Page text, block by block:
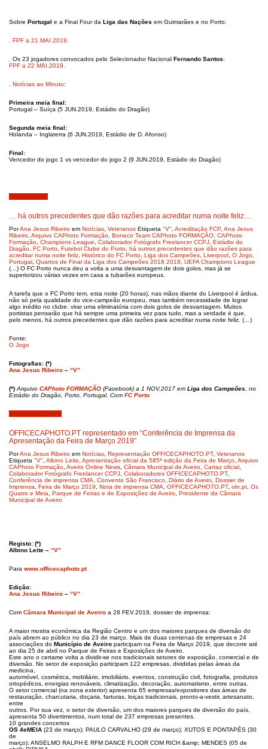
Sobre Portugal e a Final Four da Liga das Nações em Guimarães e no Porto:
FPF a 21 MAI.2019.
. Os 23 jogadores convocados pelo Selecionador Nacional Fernando Santos:
FPF a 22 MAI.2019.
Notícias ao Minuto:
Primeira meia final:
Portugal – Suíça (5 JUN.2019, Estádio do Dragão)
Segunda meia final:
Holanda – Inglaterra (6 JUN.2019, Estádio de D. Afonso)
Final:
Vencedor do jogo 1 vs vencedor do jogo 2 (9 JUN.2019, Estádio do Dragão)
… há outros precedentes que dão razões para acreditar numa noite feliz…
PorAna Jesus Ribeiro em Notícias Veteranos Etiqueta "V" Acreditação FCP, Ana Jesus
Ribeiro Arquivo CAPhoto Formação Boneco Team CAPhoto FORMAÇÃO CAPhoto
Formação Champions League Colaborador Fotógrafo Freelancer CCPJ Estádio do
Dragão FC Porto Futebol Clube do Porto há outros precedentes que dão razões para
acreditar numa noite feliz Histórico do FC Porto Liga dos Campeões Liverpool O Jogo
Portugal Quartos de Final da Liga dos Campeões 2018 2019
UEFA Champions League
(…) O FC Porto nunca deu a volta a uma desvantagem de dois golos, mas já se
superiorizou várias vezes em casa a tubarões europeus.
A tarefa que o FC Porto tem, esta noite (20 horas), nas mãos diante do Liverpool é árdua,
não só pela qualidade do vice-campeão europeu, mas também necessidade de lograr
algo inédito no clube: virar uma eliminatória com dois golos de desvantagem. Muitos
portistas pensarão que há sempre uma primeira vez para tudo, mas a verdade é que,
pelo menos, há outros precedentes que dão razões para acreditar numa noite feliz. (…)
Fonte:
O Jogo
Fotografias: (*)
Ana Jesus Ribeiro – “V”
(*) Arquivo CAPhoto FORMAÇÃO (Facebook) a 1 NOV.2017 em Liga dos Campeões , no
Estádio do Dragão, Porto, Portugal. Com FC Porto
OFFICECAPHOTO.PT representado em “Conferência de Imprensa da
Apresentação da Feira de Março 2019”
PorAna Jesus Ribeiro em Notícias Representação OFFICECAPHOTO.PT, Veteranos
Etiqueta "V" Albino Leite Apresentação oficial da 585ª edição da Feira de Março Arquivo
CAPhoto Formação Aveiro Online News Câmara Municipal de Aveiro Cartaz oficial
Colaborador Fotógrafo Freelancer CCPJ Colaboradores OFFICECAPHOTO.PT,
Conferência de imprensa CMA
Convento São Francisco Diário de Aveiro Dossier de
Imprensa
Feira de Março 2019 Nota de imprensa CMA OFFICECAPHOTO.PT, oln.pt Os
Quatro e Meia
Parque de Feiras e de Exposições de Aveiro Presidente da Câmara
Municipal de Aveiro
Registo: (*)
Albino Leite – “V”
Para www.officecaphoto.pt
Edição:
Ana Jesus Ribeiro – “V”
Com Câmara Municipal de Aveiro a 28 FEV.2019, dossier de imprensa:
A maior mostra económica da Região Centro e um dos maiores parques de diversão do
país abrem ao público no dia 23 de março. Mais de duas centenas de empresas e 24
associações do Município de Aveiro participam na Feira de Março 2019, que decorre até
ao dia 25 de abril no Parque de Feiras e Exposições de Aveiro.
Este ano o certame volta a dividir-se nos tradicionais setores de exposição, comercial e de
diversão. No setor de exposição participam 122 empresas, divididas pelas áreas da
medicina,
automóvel, cosmética, mobiliário, imobiliário, eventos, construção civil, fotografia, produtos
ortopédicos, energias renováveis, climatização, decoração, automatismo, entre outras.
O setor comercial (na zona exterior) apresenta 65 empresas/expositores das áreas de
restauração, charcutaria, doçaria, farturas, loiças tradicionais, pronto-a-vestir, artesanato,
entre
outros. Por sua vez, o setor de diversão, um dos maiores parques de diversão do país,
apresenta 50 divertimentos, num total de 237 empresas presentes.
10 grandes concertos
OS 4eMEIA (23 de março); PAULO CARVALHO (29 de março); XUTOS E PONTAPÉS (30
de
março); ANSELMO RALPH E RFM DANCE FLOOR COM RICH &amp; MENDES (05 de